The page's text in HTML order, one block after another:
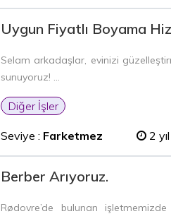
Uygun Fiyatlı Boyama
Selam arkadaşlar, evinizi
sunuyoruz! ...
Diğer İşler
Seviye : Farketmez 2
Berber Arıyoruz.
Rødovre’de bulunan